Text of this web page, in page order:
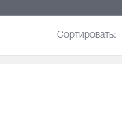
Сортировать: